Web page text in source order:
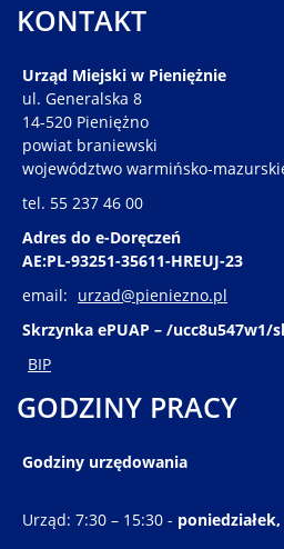
KONTAKT
Urząd Miejski w Pieniężnie
ul. Generalska 8
14-520 Pieniężno
powiat braniewski
województwo warmińsko-
tel. 55 237 46 00
Adres do e-Doręczeń
AE:PL-93251-35611-HREUJ-23
email: urzad@pieniezno.pl
Skrzynka ePUAP – /ucc8u547w1/
BIP
GODZINY PRACY
Godziny urzędowania
Urząd: 7:30 – 15:30 -